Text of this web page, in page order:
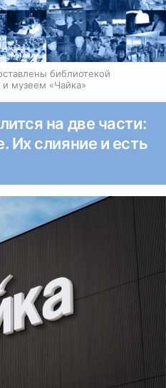
библиотекой
музеем «Чайка»
на две части:
Их слияние и есть